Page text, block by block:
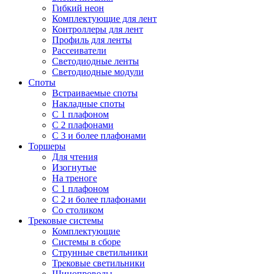
Гибкий неон
Комплектующие для лент
Контроллеры для лент
Профиль для ленты
Рассеиватели
Светодиодные ленты
Светодиодные модули
Споты
Встраиваемые споты
Накладные споты
С 1 плафоном
С 2 плафонами
С 3 и более плафонами
Торшеры
Для чтения
Изогнутые
На треноге
С 1 плафоном
С 2 и более плафонами
Со столиком
Трековые системы
Комплектующие
Системы в сборе
Струнные светильники
Трековые светильники